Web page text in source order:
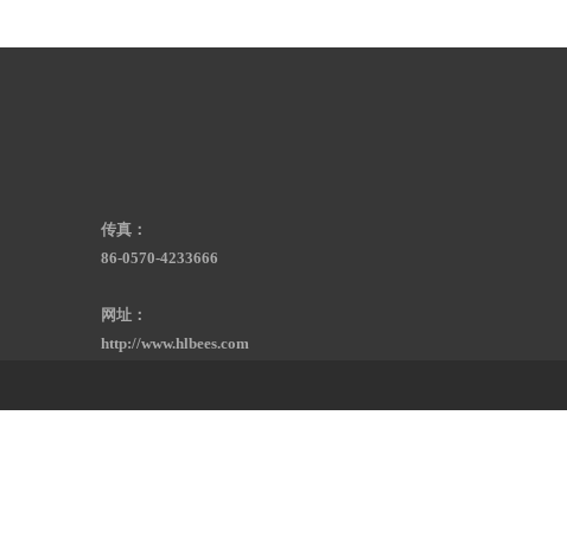
传真：
86-0570-4233666
网址：
http://www.hlbees.com